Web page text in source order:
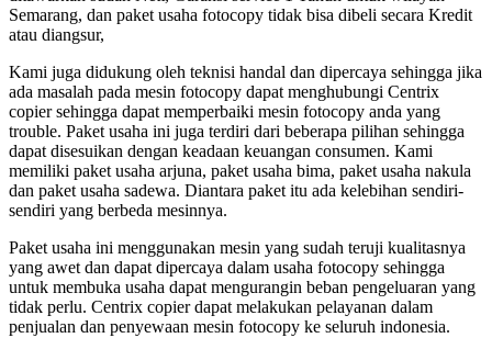
Semarang, dan paket usaha fotocopy tidak bisa dibeli secara Kredit
atau diangsur,
Kami juga didukung oleh teknisi handal dan dipercaya sehingga jika
ada masalah pada mesin fotocopy dapat menghubungi Centrix
copier sehingga dapat memperbaiki mesin fotocopy anda yang
trouble. Paket usaha ini juga terdiri dari beberapa pilihan sehingga
dapat disesuikan dengan keadaan keuangan consumen. Kami
memiliki paket usaha arjuna, paket usaha bima, paket usaha nakula
dan paket usaha sadewa. Diantara paket itu ada kelebihan sendiri-
sendiri yang berbeda mesinnya.
Paket usaha ini menggunakan mesin yang sudah teruji kualitasnya
yang awet dan dapat dipercaya dalam usaha fotocopy sehingga
untuk membuka usaha dapat mengurangin beban pengeluaran yang
tidak perlu. Centrix copier dapat melakukan pelayanan dalam
penjualan dan penyewaan mesin fotocopy ke seluruh indonesia.